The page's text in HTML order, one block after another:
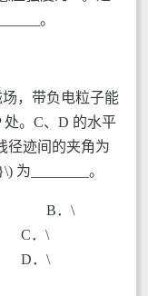
。
，带负电粒子能
处。C、D 的水平
径迹间的夹角为
为________。
．\
\
\